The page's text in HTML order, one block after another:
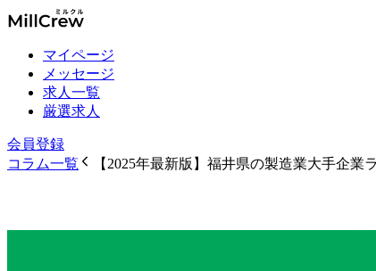
マイページ
メッセージ
求人一覧
厳選求人
会員登録
コラム一覧
【2025年最新版】福井県の製造業大手企